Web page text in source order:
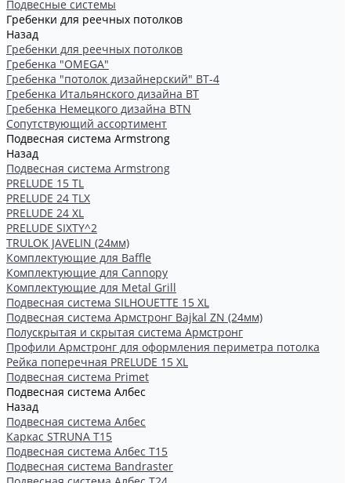
Подвесные системы
Гребенки для реечных потолков
Назад
Гребенки для реечных потолков
Гребенка "OMEGA"
Гребенка "потолок дизайнерский" ВТ-4
Гребенка Итальянского дизайна BT
Гребенка Немецкого дизайна ВТN
Сопутствующий ассортимент
Подвесная система Armstrong
Назад
Подвесная система Armstrong
PRELUDE 15 TL
PRELUDE 24 TLX
PRELUDE 24 XL
PRELUDE SIXTY^2
TRULOK JAVELIN (24мм)
Комплектующие для Baffle
Комплектующие для Cannopy
Комплектующие для Metal Grill
Подвесная система SILHOUETTE 15 XL
Подвесная система Армстронг Bajkal ZN (24мм)
Полускрытая и скрытая система Армстронг
Профили Армстронг для оформления периметра потолка
Рейка поперечная PRELUDE 15 XL
Подвесная система Primet
Подвесная система Албес
Назад
Подвесная система Албес
Каркас STRUNA Т15
Подвесная система Албес T15
Подвесная система Bandraster